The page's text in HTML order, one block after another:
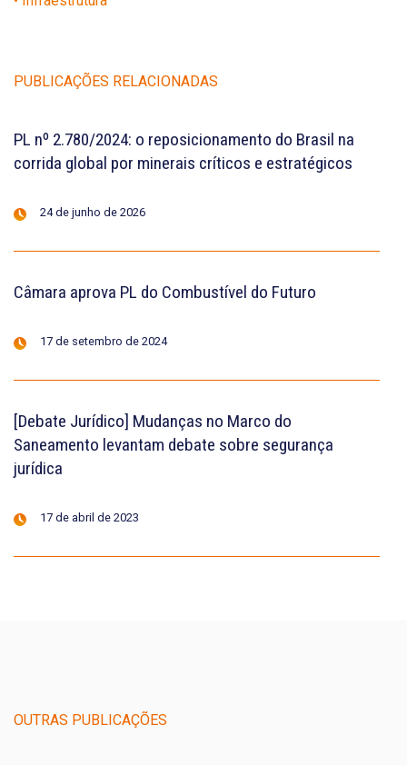
PUBLICAÇÕES RELACIONADAS
PL nº 2.780/2024: o reposicionamento do Brasil na
corrida global por minerais críticos e estratégicos
24 de junho de 2026
Câmara aprova PL do Combustível do Futuro
17 de setembro de 2024
[Debate Jurídico] Mudanças no Marco do
Saneamento levantam debate sobre segurança
jurídica
17 de abril de 2023
OUTRAS PUBLICAÇÕES